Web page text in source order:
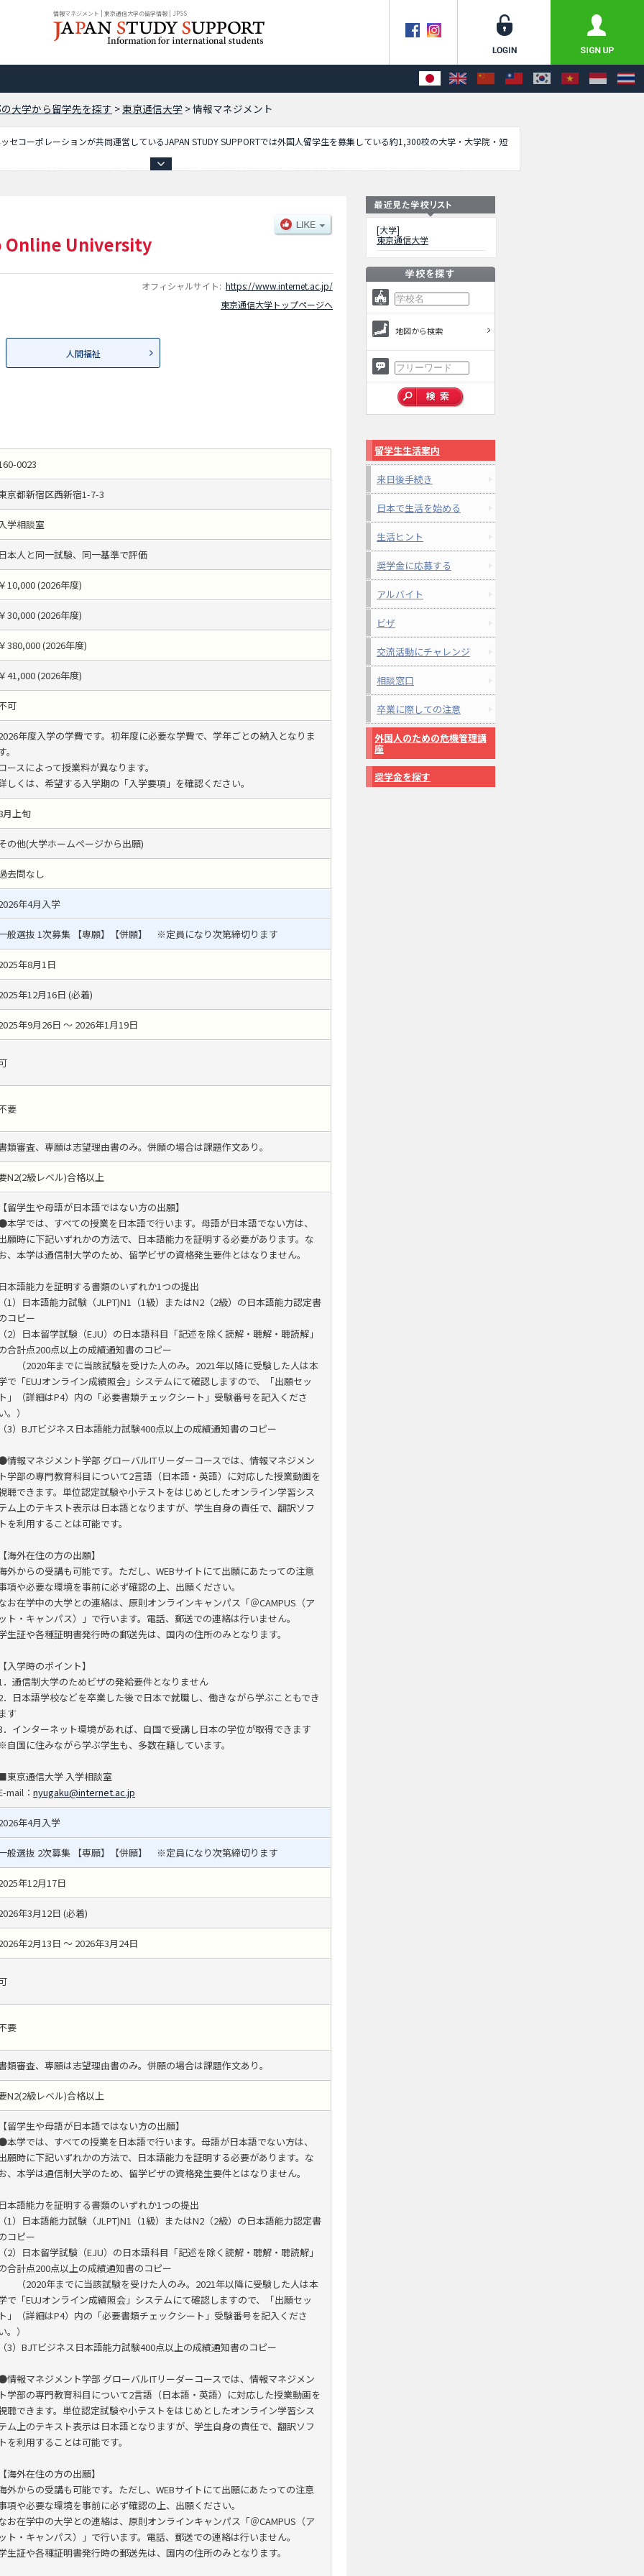
情報マネジメント | 東京通信大学の留学情報 | JPSS
大学から留学先を探す >東京通信大学 >情報マネジメント
セコーポレーションが共同運営しているJAPAN STUDY SUPPORTでは外国人留学生を募集している約1,300校の大学・大学院・短
ており、情報マネジメント学部や人間福祉学部等、学部別情報や、募集定員や合格者数など入試情報、施設案内、アクセスなど外
Online University
オフィシャルサイト: https://www.internet.ac.jp/
東京通信大学トップページへ
人間福祉
0023
京都新宿区西新宿1-7-3
学相談室
本人と同一試験、同一基準で評価
10,000 (2026年度)
30,000 (2026年度)
380,000 (2026年度)
41,000 (2026年度)
可
年度入学の学費です。初年度に必要な学費で、学年ごとの納入となりま
。
ースによって授業料が異なります。
しくは、希望する入学期の「入学要項」を確認ください。
月上旬
の他(大学ホームページから出願)
去問なし
年4月入学
般選抜 1次募集 【専願】【併願】 ※定員になり次第締切ります
年8月1日
年12月16日 (必着)
年9月26日 ～ 2026年1月19日
要
類審査、専願は志望理由書のみ。併願の場合は課題作文あり。
N2(2級レベル)合格以上
留学生や母語が日本語ではない方の出願】
本学では、すべての授業を日本語で行います。母語が日本語でない方は、
願時に下記いずれかの方法で、日本語能力を証明する必要があります。な
、本学は通信制大学のため、留学ビザの資格発生要件とはなりません。
本語能力を証明する書類のいずれか1つの提出
1）日本語能力試験（JLPT)N1（1級）またはN2（2級）の日本語能力認定書
コピー
2）日本留学試験（EJU）の日本語科目「記述を除く読解・聴解・聴読解」
合計点200点以上の成績通知書のコピー
2020年までに当該試験を受けた人のみ。2021年以降に受験した人は本
で「EUJオンライン成績照会」システムにて確認しますので、「出願セッ
」（詳細はP4）内の「必要書類チェックシート」受験番号を記入くださ
。）
3）BJTビジネス日本語能力試験400点以上の成績通知書のコピー
情報マネジメント学部 グローバルITリーダーコースでは、情報マネジメン
学部の専門教育科目について2言語（日本語・英語）に対応した授業動画を
聴できます。単位認定試験や小テストをはじめとしたオンライン学習シス
ム上のテキスト表示は日本語となりますが、学生自身の責任で、翻訳ソフ
を利用することは可能です。
海外在住の方の出願】
外からの受講も可能です。ただし、WEBサイトにて出願にあたっての注意
項や必要な環境を事前に必ず確認の上、出願ください。
お在学中の大学との連絡は、原則オンラインキャンパス「＠CAMPUS（ア
ト・キャンパス）」で行います。電話、郵送での連絡は行いません。
生証や各種証明書発行時の郵送先は、国内の住所のみとなります。
入学時のポイント】
．通信制大学のためビザの発給要件となりません
．日本語学校などを卒業した後で日本で就職し、働きながら学ぶこともでき
す
．インターネット環境があれば、自国で受講し日本の学位が取得できます
自国に住みながら学ぶ学生も、多数在籍しています。
東京通信大学 入学相談室
mail： nyugaku@internet.ac.jp
年4月入学
般選抜 2次募集 【専願】【併願】 ※定員になり次第締切ります
年12月17日
年3月12日 (必着)
年2月13日 ～ 2026年3月24日
要
類審査、専願は志望理由書のみ。併願の場合は課題作文あり。
N2(2級レベル)合格以上
留学生や母語が日本語ではない方の出願】
本学では、すべての授業を日本語で行います。母語が日本語でない方は、
願時に下記いずれかの方法で、日本語能力を証明する必要があります。な
、本学は通信制大学のため、留学ビザの資格発生要件とはなりません。
本語能力を証明する書類のいずれか1つの提出
1）日本語能力試験（JLPT)N1（1級）またはN2（2級）の日本語能力認定書
コピー
2）日本留学試験（EJU）の日本語科目「記述を除く読解・聴解・聴読解」
合計点200点以上の成績通知書のコピー
2020年までに当該試験を受けた人のみ。2021年以降に受験した人は本
で「EUJオンライン成績照会」システムにて確認しますので、「出願セッ
」（詳細はP4）内の「必要書類チェックシート」受験番号を記入くださ
。）
3）BJTビジネス日本語能力試験400点以上の成績通知書のコピー
情報マネジメント学部 グローバルITリーダーコースでは、情報マネジメン
学部の専門教育科目について2言語（日本語・英語）に対応した授業動画を
聴できます。単位認定試験や小テストをはじめとしたオンライン学習シス
ム上のテキスト表示は日本語となりますが、学生自身の責任で、翻訳ソフ
を利用することは可能です。
海外在住の方の出願】
外からの受講も可能です。ただし、WEBサイトにて出願にあたっての注意
項や必要な環境を事前に必ず確認の上、出願ください。
お在学中の大学との連絡は、原則オンラインキャンパス「＠CAMPUS（ア
ト・キャンパス）」で行います。電話、郵送での連絡は行いません。
生証や各種証明書発行時の郵送先は、国内の住所のみとなります。
[大学]
東京通信大学
地図から検索
留学生生活案内
来日後手続き
日本で生活を始める
生活ヒント
奨学金に応募する
アルバイト
ビザ
交流活動にチャレンジ
相談窓口
卒業に際しての注意
外国人のための危機管理講
座
奨学金を探す